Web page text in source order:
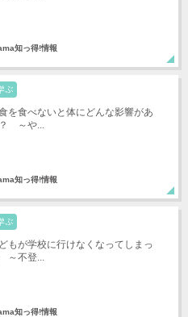
知っ得!情報
を食べないと体にどんな影響があ
～や...
知っ得!情報
もが学校に行けなくなってしまっ
～不登...
知っ得!情報